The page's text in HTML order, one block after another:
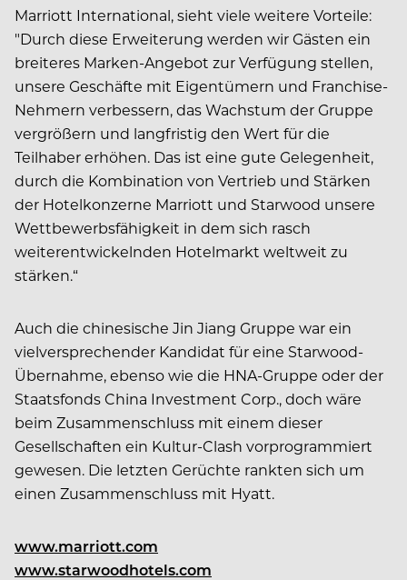
Marriott International, sieht viele weitere Vorteile:
"Durch diese Erweiterung werden wir Gästen ein
breiteres Marken-Angebot zur Verfügung stellen,
unsere Geschäfte mit Eigentümern und Franchise-
Nehmern verbessern, das Wachstum der Gruppe
vergrößern und langfristig den Wert für die
Teilhaber erhöhen. Das ist eine gute Gelegenheit,
durch die Kombination von Vertrieb und Stärken
der Hotelkonzerne Marriott und Starwood unsere
Wettbewerbsfähigkeit in dem sich rasch
weiterentwickelnden Hotelmarkt weltweit zu
stärken.“
Auch die chinesische Jin Jiang Gruppe war ein
vielversprechender Kandidat für eine Starwood-
Übernahme, ebenso wie die HNA-Gruppe oder der
Staatsfonds China Investment Corp., doch wäre
beim Zusammenschluss mit einem dieser
Gesellschaften ein Kultur-Clash vorprogrammiert
gewesen. Die letzten Gerüchte rankten sich um
einen Zusammenschluss mit Hyatt.
www.marriott.com
www.starwoodhotels.com